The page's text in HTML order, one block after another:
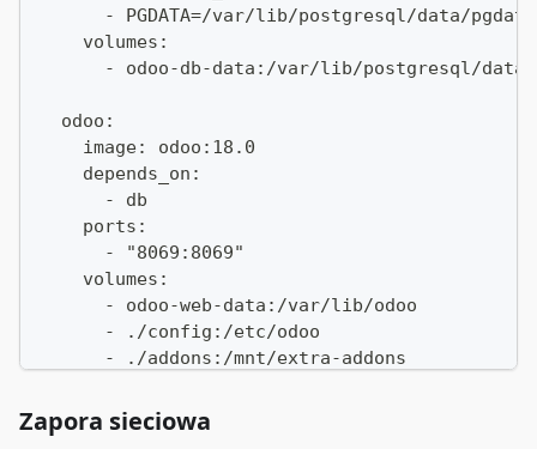
      - PGDATA=/var/lib/postgresql/data/pgdata
    volumes:
      - odoo-db-data:/var/lib/postgresql/data
  odoo:
    image: odoo:18.0
    depends_on:
      - db
    ports:
      - "8069:8069"
    volumes:
      - odoo-web-data:/var/lib/odoo
      - ./config:/etc/odoo
      - ./addons:/mnt/extra-addons
  nginx:
Zapora sieciowa